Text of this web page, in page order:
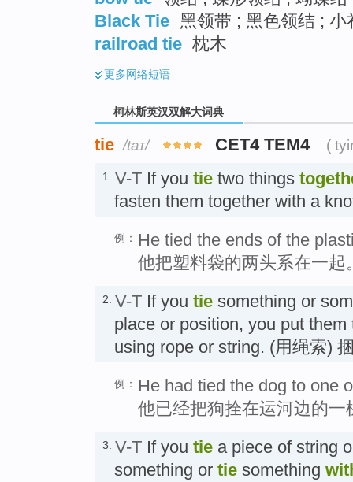
Black Tie 黑领带 ; 黑色领结 ; 小
railroad tie 枕木
更多网络短语
柯林斯英汉双解大词典
tie /taɪ/ CET4 TEM4 (
1. V-T If you tie two things
fasten them together with a
例： He tied the ends of the
他把塑料袋的两头系在一起
2. V-T If you tie something or
place or position, you put
using rope or string. (用绳索)
例： He had tied the dog to one
他已经把狗拴在运河边的一
3. V-T If you tie a piece of string
something or tie something